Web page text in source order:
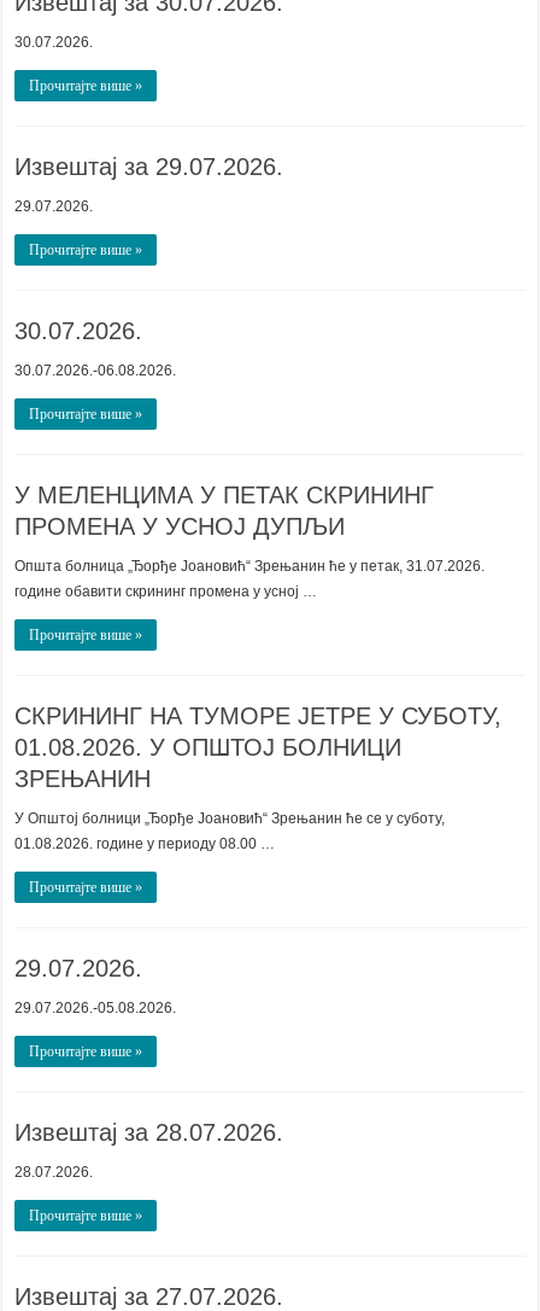
30.07.2026.
Прочитајте више »
Извештај за 29.07.2026.
29.07.2026.
Прочитајте више »
30.07.2026.
30.07.2026.-06.08.2026.
Прочитајте више »
У МЕЛЕНЦИМА У ПЕТАК СКРИНИНГ
ПРОМЕНА У УСНОЈ ДУПЉИ
Општа болница „Ђорђе Јоановић“ Зрењанин ће у петак, 31.07.2026.
године обавити скрининг промена у усној …
Прочитајте више »
СКРИНИНГ НА ТУМОРЕ ЈЕТРЕ У СУБОТУ,
01.08.2026. У ОПШТОЈ БОЛНИЦИ
ЗРЕЊАНИН
У Општој болници „Ђорђе Јоановић“ Зрењанин ће се у суботу,
01.08.2026. године у периоду 08.00 …
Прочитајте више »
29.07.2026.
29.07.2026.-05.08.2026.
Прочитајте више »
Извештај за 28.07.2026.
28.07.2026.
Прочитајте више »
Извештај за 27.07.2026.